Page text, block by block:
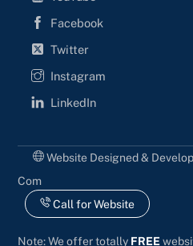
Facebook
Twitter
Instagram
LinkedIn
Website Designed &
Com
Call for Website
Note: We offer totally FREE